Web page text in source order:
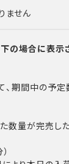
ません
の場合に表示
、期間中の予
数量が完売し